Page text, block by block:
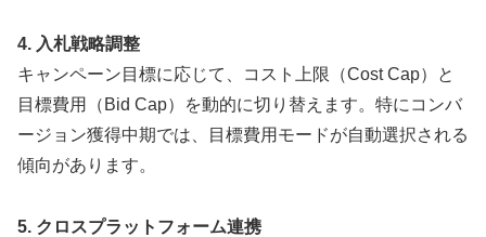
4. 入札戦略調整
キャンペーン目標に応じて、コスト上限（Cost Cap）と
目標費用（Bid Cap）を動的に切り替えます。特にコンバ
ージョン獲得中期では、目標費用モードが自動選択される
傾向があります。
5. クロスプラットフォーム連携